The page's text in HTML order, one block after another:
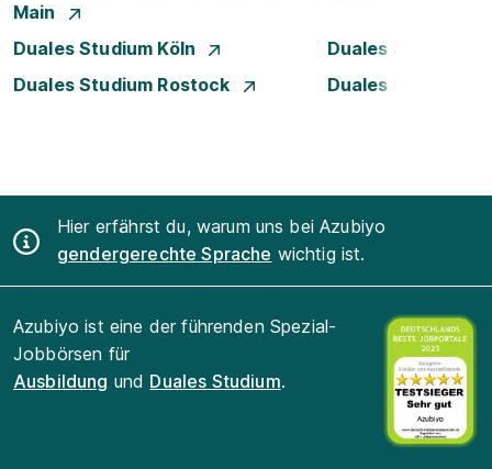
Main
Duales Studium Köln
Duales Studium
Duales Studium Rostock
Duales Studium
Hier erfährst du, warum uns bei Azubiyo
gendergerechte Sprache wichtig ist.
Azubiyo ist eine der führenden Spezial-
Jobbörsen für
Ausbildung und Duales Studium.